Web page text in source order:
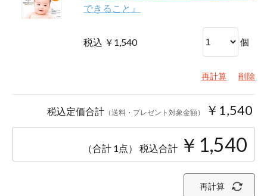
できること』
税込 ￥1,540 個
再計算 削除
税込定価合計 （送料・プレゼント対象金額） ￥1,540
（合計 1点） 税込合計 ￥1,540
再計算